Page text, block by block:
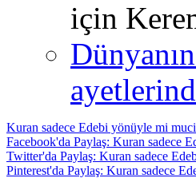
için
Kuran sadece Edebi yönüyle mi
Facebook'da Paylaş: Kuran sadece
Twitter'da Paylaş: Kuran sadece
Pinterest'da Paylaş: Kuran sadece